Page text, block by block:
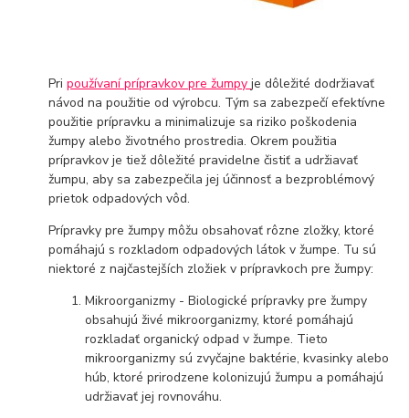
Pripoužívaní prípravkov pre žumpyje dôležité dodržiavať
návod na použitie od výrobcu. Tým sa zabezpečí efektívne
použitie prípravku a minimalizuje sa riziko poškodenia
žumpy alebo životného prostredia. Okrem použitia
prípravkov je tiež dôležité pravidelne čistiť a udržiavať
žumpu, aby sa zabezpečila jej účinnosť a bezproblémový
prietok odpadových vôd.
Prípravky pre žumpy môžu obsahovať rôzne zložky, ktoré
pomáhajú s rozkladom odpadových látok v žumpe. Tu sú
niektoré z najčastejších zložiek v prípravkoch pre žumpy:
Mikroorganizmy - Biologické prípravky pre žumpy
obsahujú živé mikroorganizmy, ktoré pomáhajú
rozkladať organický odpad v žumpe. Tieto
mikroorganizmy sú zvyčajne baktérie, kvasinky alebo
húb, ktoré prirodzene kolonizujú žumpu a pomáhajú
udržiavať jej rovnováhu.